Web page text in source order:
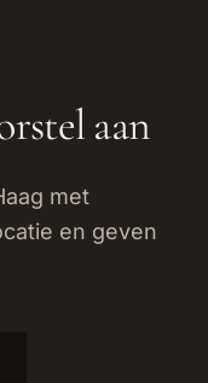
aan
met
en geven